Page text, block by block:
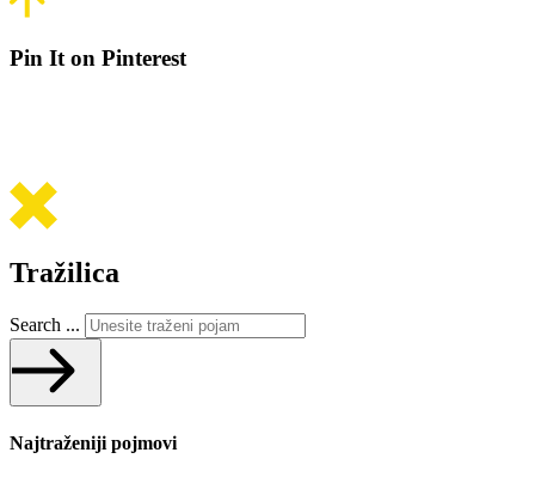
Pin It on Pinterest
Tražilica
Search ...
Najtraženiji pojmovi